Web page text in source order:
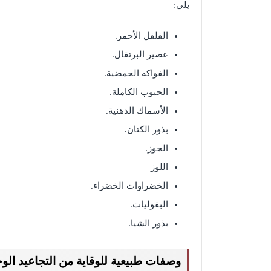
يلي:
الفلفل الأحمر.
عصير البرتقال.
الفواكه الحمضية.
الحبوب الكاملة.
الأسماك الدهنية.
بذور الكتان.
الجوز.
اللوز
الخضراوات الخضراء.
البقوليات.
بذور الشيا.
وصفات طبيعية للوقاية من التجاعيد